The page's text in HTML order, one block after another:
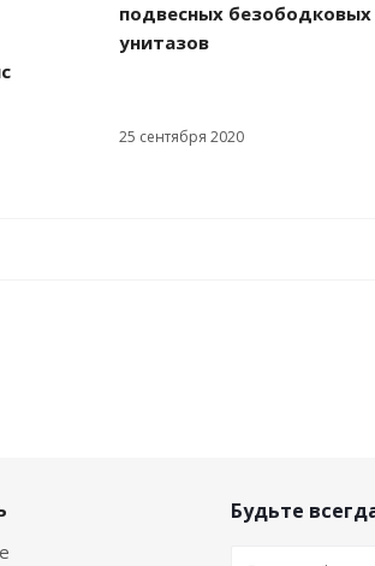
подвесных безободковых
унитазов
25 сентября 2020
Будьте